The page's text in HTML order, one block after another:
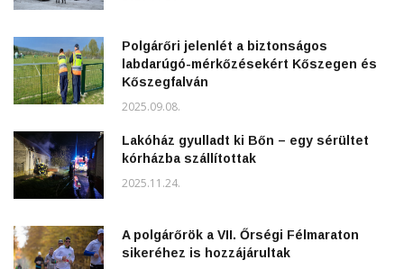
Polgárőri jelenlét a biztonságos
labdarúgó-mérkőzésekért Kőszegen és
Kőszegfalván
2025.09.08.
Lakóház gyulladt ki Bőn – egy sérültet
kórházba szállítottak
2025.11.24.
A polgárőrök a VII. Őrségi Félmaraton
sikeréhez is hozzájárultak